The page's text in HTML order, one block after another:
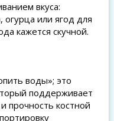
вкуса:
или ягод для
кажется скучной.
воды»; это
поддерживает
прочность костной